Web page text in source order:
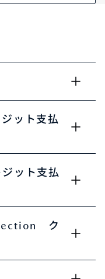
ット支払
ット支払
ク